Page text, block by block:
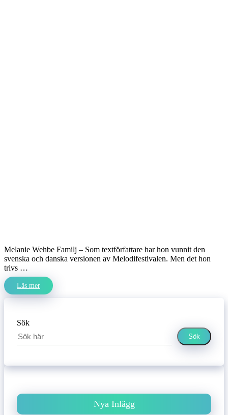
Melanie Wehbe Familj – Som textförfattare har hon vunnit den
svenska och danska versionen av Melodifestivalen. Men det hon
trivs …
Läs mer
Sök
Sök
Nya Inlägg